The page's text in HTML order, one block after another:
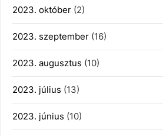
2023. október (2)
2023. szeptember (16)
2023. augusztus (10)
2023. július (13)
2023. június (10)